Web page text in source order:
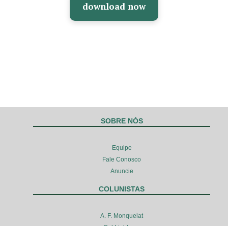
download now
SOBRE NÓS
Equipe
Fale Conosco
Anuncie
COLUNISTAS
A. F. Monquelat